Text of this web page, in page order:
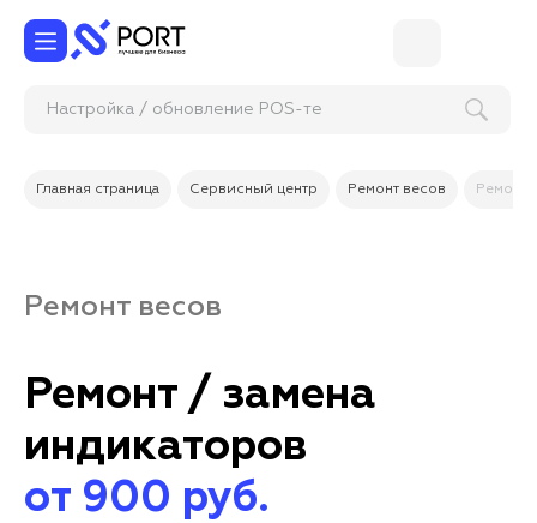
Настройка / обновлен
Главная страница Сервисный центр Ремонт весов Ремонт
Ремонт весов
Ремонт / замена
индикаторов
от 900 руб.